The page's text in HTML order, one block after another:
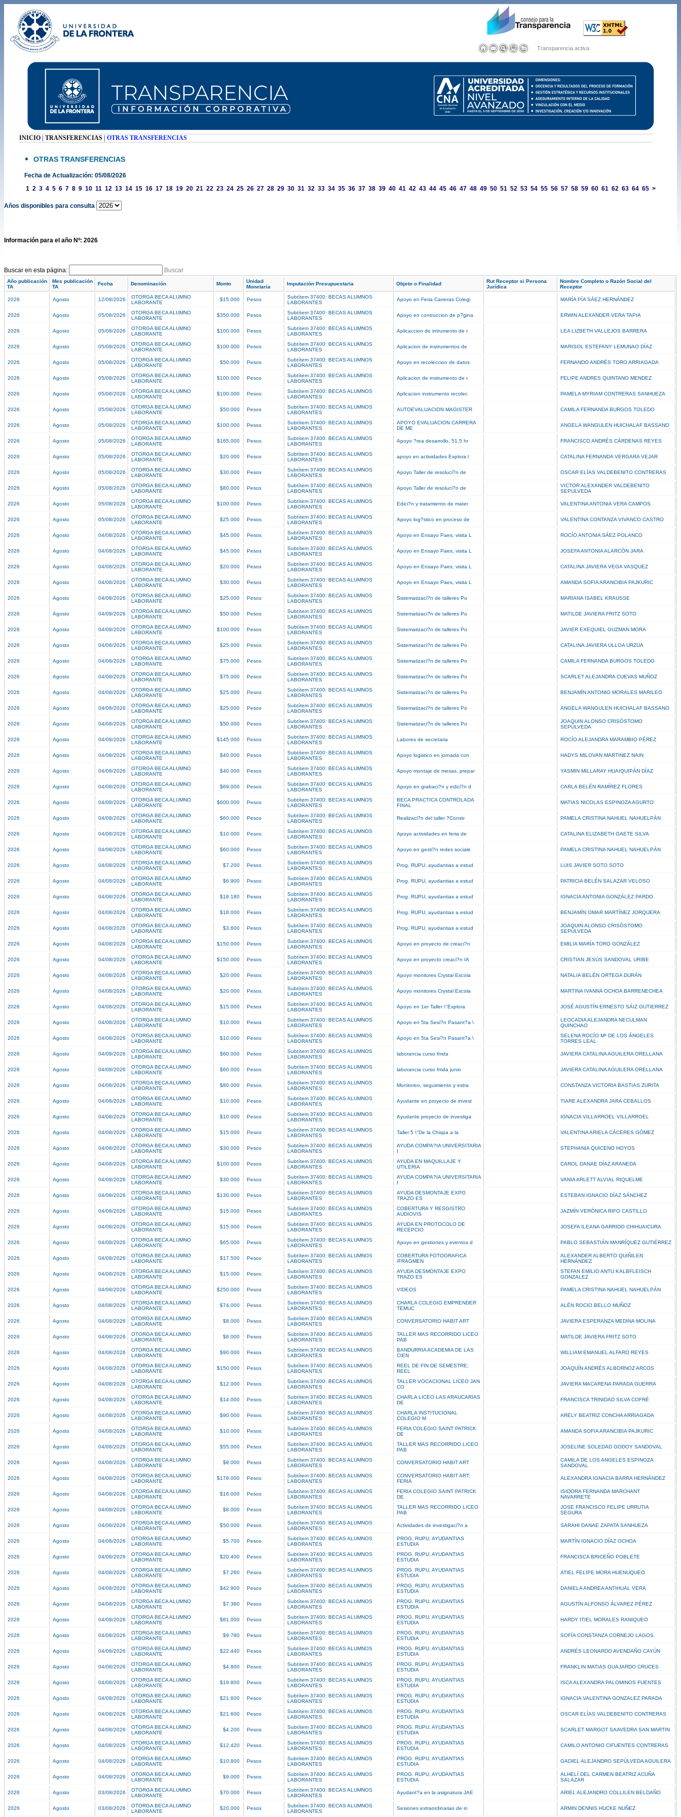
Transparencia activa
INICIO TRANSFERENCIAS | OTRAS TRANSFERENCIAS
OTRAS TRANSFERENCIAS
Fecha de Actualización: 05/08/2026
1 2 3 4 5 6 7 8 9 10 11 12 13 14 15 16 17 18 19 20 21 22 23 24 25 26 27 28 29 30 31 32 33 34 35 36 37 38 39 40 41 42 43 44 45 46 47 48 49 50 51 52 53 54 55 56 57 58 59 60 61 62 63 64 65 >
Años disponibles para consulta
Información para el año Nº: 2026
Buscar en esta página: Buscar
Año publicación
TA
Mes publicación
TA
Fecha Denominación Monto
Unidad
Monetaria
Imputación Presupuestaria Objeto o Finalidad
Rut Receptor si Persona
Jurídica
Nombre Completo o Razón Social del
Receptor
2026 Agosto 12/08/2026
OTORGA BECA ALUMNO
LABORANTE
$15.000 Pesos
Subtítem 37400: BECAS ALUMNOS
LABORANTES
Apoyo en Feria Carreras Colegi MARÍA PÍA SÁEZ HERNÁNDEZ
2026 Agosto 05/08/2026
OTORGA BECA ALUMNO
LABORANTE
$350.000 Pesos
Subtítem 37400: BECAS ALUMNOS
LABORANTES
Apoyo en contruccion de p?gina ERWIN ALEXANDER VERA TAPIA
2026 Agosto 05/08/2026
OTORGA BECA ALUMNO
LABORANTE
$100.000 Pesos
Subtítem 37400: BECAS ALUMNOS
LABORANTES
Aplicaccion de intrumento de r LEA LIZBETH VALLEJOS BARRERA
2026 Agosto 05/08/2026
OTORGA BECA ALUMNO
LABORANTE
$100.000 Pesos
Subtítem 37400: BECAS ALUMNOS
LABORANTES
Aplicacion de instrumentos de MARISOL ESTEFANY LEMUNAO DÍAZ
2026 Agosto 05/08/2026
OTORGA BECA ALUMNO
LABORANTE
$50.000 Pesos
Subtítem 37400: BECAS ALUMNOS
LABORANTES
Apoyo en recoleccion de datos FERNANDO ANDRÉS TORO ARRIAGADA
2026 Agosto 05/08/2026
OTORGA BECA ALUMNO
LABORANTE
$100.000 Pesos
Subtítem 37400: BECAS ALUMNOS
LABORANTES
Aplicacion de instrumento de r FELIPE ANDRES QUINTANO MENDEZ
2026 Agosto 05/08/2026
OTORGA BECA ALUMNO
LABORANTE
$100.000 Pesos
Subtítem 37400: BECAS ALUMNOS
LABORANTES
Aplicacion instrumento recolec PAMELA MYRIAM CONTRERAS SANHUEZA
2026 Agosto 05/08/2026
OTORGA BECA ALUMNO
LABORANTE
$50.000 Pesos
Subtítem 37400: BECAS ALUMNOS
LABORANTES
AUTOEVALUACION MAGISTER CAMILA FERNANDA BURGOS TOLEDO
2026 Agosto 05/08/2026
OTORGA BECA ALUMNO
LABORANTE
$100.000 Pesos
Subtítem 37400: BECAS ALUMNOS
LABORANTES
APOYO EVALUACION CARRERA
DE ME
ANGELA WANGULEN HUICHALAF BASSANO
2026 Agosto 05/08/2026
OTORGA BECA ALUMNO
LABORANTE
$165.000 Pesos
Subtítem 37400: BECAS ALUMNOS
LABORANTES
Apoyo ?rea desarrollo, 51.5 hr FRANCISCO ANDRÉS CÁRDENAS REYES
2026 Agosto 05/08/2026
OTORGA BECA ALUMNO
LABORANTE
$20.000 Pesos
Subtítem 37400: BECAS ALUMNOS
LABORANTES
apoyo en actividades Explora l CATALINA FERNANDA VERGARA VEJAR
2026 Agosto 05/08/2026
OTORGA BECA ALUMNO
LABORANTE
$30.000 Pesos
Subtítem 37400: BECAS ALUMNOS
LABORANTES
Apoyo Taller de resoluci?n de OSCAR ELÍAS VALDEBENITO CONTRERAS
2026 Agosto 05/08/2026
OTORGA BECA ALUMNO
LABORANTE
$80.000 Pesos
Subtítem 37400: BECAS ALUMNOS
LABORANTES
Apoyo Taller de resoluci?n de
VICTOR ALEXANDER VALDEBENITO
SEPULVEDA
2026 Agosto 05/08/2026
OTORGA BECA ALUMNO
LABORANTE
$100.000 Pesos
Subtítem 37400: BECAS ALUMNOS
LABORANTES
Edici?n y tratamiento de mater VALENTINA ANTONIA VERA CAMPOS
2026 Agosto 05/08/2026
OTORGA BECA ALUMNO
LABORANTE
$25.000 Pesos
Subtítem 37400: BECAS ALUMNOS
LABORANTES
Apoyo log?stico en proceso de VALENTINA CONTANZA VIVANCO CASTRO
2026 Agosto 04/08/2026
OTORGA BECA ALUMNO
LABORANTE
$45.000 Pesos
Subtítem 37400: BECAS ALUMNOS
LABORANTES
Apoyo en Ensayo Paes, visita L ROCÍO ANTONIA SÁEZ POLANCO
2026 Agosto 04/08/2026
OTORGA BECA ALUMNO
LABORANTE
$45.000 Pesos
Subtítem 37400: BECAS ALUMNOS
LABORANTES
Apoyo en Ensayo Paes, visita L JOSEFA ANTONIA ALARCÓN JARA
2026 Agosto 04/08/2026
OTORGA BECA ALUMNO
LABORANTE
$20.000 Pesos
Subtítem 37400: BECAS ALUMNOS
LABORANTES
Apoyo en Ensayo Paes, visita L CATALINA JAVIERA VEGA VASQUEZ
2026 Agosto 04/08/2026
OTORGA BECA ALUMNO
LABORANTE
$30.000 Pesos
Subtítem 37400: BECAS ALUMNOS
LABORANTES
Apoyo en Ensayo Paes, visita L AMANDA SOFIA ARANCIBIA PAJKURIC
2026 Agosto 04/08/2026
OTORGA BECA ALUMNO
LABORANTE
$25.000 Pesos
Subtítem 37400: BECAS ALUMNOS
LABORANTES
Sistematizaci?n de talleres Po MARIANA ISABEL KRAUSSE
2026 Agosto 04/08/2026
OTORGA BECA ALUMNO
LABORANTE
$50.000 Pesos
Subtítem 37400: BECAS ALUMNOS
LABORANTES
Sistematizaci?n de talleres Po MATILDE JAVIERA FRITZ SOTO
2026 Agosto 04/08/2026
OTORGA BECA ALUMNO
LABORANTE
$100.000 Pesos
Subtítem 37400: BECAS ALUMNOS
LABORANTES
Sistematizaci?n de talleres Po JAVIER EXEQUIEL GUZMAN MORA
2026 Agosto 04/08/2026
OTORGA BECA ALUMNO
LABORANTE
$25.000 Pesos
Subtítem 37400: BECAS ALUMNOS
LABORANTES
Sistematizaci?n de talleres Po CATALINA JAVIERA ULLOA URZUA
2026 Agosto 04/08/2026
OTORGA BECA ALUMNO
LABORANTE
$75.000 Pesos
Subtítem 37400: BECAS ALUMNOS
LABORANTES
Sistematizaci?n de talleres Po CAMILA FERNANDA BURGOS TOLEDO
2026 Agosto 04/08/2026
OTORGA BECA ALUMNO
LABORANTE
$75.000 Pesos
Subtítem 37400: BECAS ALUMNOS
LABORANTES
Sistematizaci?n de talleres Po SCARLET ALEJANDRA CUEVAS MUÑOZ
2026 Agosto 04/08/2026
OTORGA BECA ALUMNO
LABORANTE
$25.000 Pesos
Subtítem 37400: BECAS ALUMNOS
LABORANTES
Sistematizaci?n de talleres Po BENJAMÍN ANTONIO MORALES MARILEO
2026 Agosto 04/08/2026
OTORGA BECA ALUMNO
LABORANTE
$25.000 Pesos
Subtítem 37400: BECAS ALUMNOS
LABORANTES
Sistematizaci?n de talleres Po ANGELA WANGULEN HUICHALAF BASSANO
2026 Agosto 04/08/2026
OTORGA BECA ALUMNO
LABORANTE
$50.000 Pesos
Subtítem 37400: BECAS ALUMNOS
LABORANTES
Sistematizaci?n de talleres Po
JOAQUIN ALONSO CRISÓSTOMO
SEPÚLVEDA
2026 Agosto 04/08/2026
OTORGA BECA ALUMNO
LABORANTE
$145.000 Pesos
Subtítem 37400: BECAS ALUMNOS
LABORANTES
Labores de secretaria ROCÍO ALEJANDRA MARAMBIO PÉREZ
2026 Agosto 04/08/2026
OTORGA BECA ALUMNO
LABORANTE
$40.000 Pesos
Subtítem 37400: BECAS ALUMNOS
LABORANTES
Apoyo logistico en jornada con HADYS MILOVAN MARTINEZ NAIN
2026 Agosto 04/08/2026
OTORGA BECA ALUMNO
LABORANTE
$40.000 Pesos
Subtítem 37400: BECAS ALUMNOS
LABORANTES
Apoyo montaje de mesas, prepar YASMIN MILLARAY HUAIQUIPÁN DÍAZ
2026 Agosto 04/08/2026
OTORGA BECA ALUMNO
LABORANTE
$69.000 Pesos
Subtítem 37400: BECAS ALUMNOS
LABORANTES
Apoyo en grabaci?n y edici?n d CARLA BELÉN RAMÍREZ FLORES
2026 Agosto 04/08/2026
OTORGA BECA ALUMNO
LABORANTE
$600.000 Pesos
Subtítem 37400: BECAS ALUMNOS
LABORANTES
BECA PRACTICA CONTROLADA
FINAL
MATIAS NICOLAS ESPINOZA AGURTO
2026 Agosto 04/08/2026
OTORGA BECA ALUMNO
LABORANTE
$60.000 Pesos
Subtítem 37400: BECAS ALUMNOS
LABORANTES
Realizaci?n del taller ?Constr PAMELA CRISTINA NAHUEL NAHUELPÁN
2026 Agosto 04/08/2026
OTORGA BECA ALUMNO
LABORANTE
$10.000 Pesos
Subtítem 37400: BECAS ALUMNOS
LABORANTES
Apoyo actividades en feria de CATALINA ELIZABETH GAETE SILVA
2026 Agosto 04/08/2026
OTORGA BECA ALUMNO
LABORANTE
$60.000 Pesos
Subtítem 37400: BECAS ALUMNOS
LABORANTES
Apoyo en gesti?n redes sociale PAMELA CRISTINA NAHUEL NAHUELPÁN
2026 Agosto 04/08/2026
OTORGA BECA ALUMNO
LABORANTE
$7.200 Pesos
Subtítem 37400: BECAS ALUMNOS
LABORANTES
Prog. RUPU, ayudantias a estud LUIS JAVIER SOTO SOTO
2026 Agosto 04/08/2026
OTORGA BECA ALUMNO
LABORANTE
$6.900 Pesos
Subtítem 37400: BECAS ALUMNOS
LABORANTES
Prog. RUPU, ayudantias a estud PATRICIA BELÉN SALAZAR VELOSO
2026 Agosto 04/08/2026
OTORGA BECA ALUMNO
LABORANTE
$18.180 Pesos
Subtítem 37400: BECAS ALUMNOS
LABORANTES
Prog. RUPU, ayudantias a estud IGNACIA ANTONIA GONZÁLEZ PARDO
2026 Agosto 04/08/2026
OTORGA BECA ALUMNO
LABORANTE
$18.000 Pesos
Subtítem 37400: BECAS ALUMNOS
LABORANTES
Prog. RUPU, ayudantias a estud BENJAMÍN OMAR MARTÍNEZ JORQUERA
2026 Agosto 04/08/2026
OTORGA BECA ALUMNO
LABORANTE
$3.600 Pesos
Subtítem 37400: BECAS ALUMNOS
LABORANTES
Prog. RUPU, ayudantias a estud
JOAQUIN ALONSO CRISÓSTOMO
SEPÚLVEDA
2026 Agosto 04/08/2026
OTORGA BECA ALUMNO
LABORANTE
$150.000 Pesos
Subtítem 37400: BECAS ALUMNOS
LABORANTES
Apoyo en proyecto de creaci?n EMILIA MARÍA TORO GONZÁLEZ
2026 Agosto 04/08/2026
OTORGA BECA ALUMNO
LABORANTE
$150.000 Pesos
Subtítem 37400: BECAS ALUMNOS
LABORANTES
Apoyo en proyecto creaci?n IA CRISTIAN JESÚS SANDOVAL URIBE
2026 Agosto 04/08/2026
OTORGA BECA ALUMNO
LABORANTE
$20.000 Pesos
Subtítem 37400: BECAS ALUMNOS
LABORANTES
Apoyo monitores Crystal Escola NATALIA BELÉN ORTEGA DURÁN
2026 Agosto 04/08/2026
OTORGA BECA ALUMNO
LABORANTE
$20.000 Pesos
Subtítem 37400: BECAS ALUMNOS
LABORANTES
Apoyo monitores Crystal Escola MARTINA IVANNA OCHOA BARRENECHEA
2026 Agosto 04/08/2026
OTORGA BECA ALUMNO
LABORANTE
$15.000 Pesos
Subtítem 37400: BECAS ALUMNOS
LABORANTES
Apoyo en 1er Taller \"Explora JOSÉ AGUSTÍN ERNESTO SÁIZ GUTIERREZ
2026 Agosto 04/08/2026
OTORGA BECA ALUMNO
LABORANTE
$10.000 Pesos
Subtítem 37400: BECAS ALUMNOS
LABORANTES
Apoyo en 5ta Sesi?n Pasant?a \
LEOCADIA ALEJANDRA NECULMAN
QUINCHAO
2026 Agosto 04/08/2026
OTORGA BECA ALUMNO
LABORANTE
$10.000 Pesos
Subtítem 37400: BECAS ALUMNOS
LABORANTES
Apoyo en 5ta Sesi?n Pasant?a \
SELENA ROCÍO Mª DE LOS ÁNGELES
TORRES LEAL
2026 Agosto 04/08/2026
OTORGA BECA ALUMNO
LABORANTE
$60.000 Pesos
Subtítem 37400: BECAS ALUMNOS
LABORANTES
laborancia curso fmda JAVIERA CATALINA AGUILERA ORELLANA
2026 Agosto 04/08/2026
OTORGA BECA ALUMNO
LABORANTE
$60.000 Pesos
Subtítem 37400: BECAS ALUMNOS
LABORANTES
laborancia curso fmda junio JAVIERA CATALINA AGUILERA ORELLANA
2026 Agosto 04/08/2026
OTORGA BECA ALUMNO
LABORANTE
$80.000 Pesos
Subtítem 37400: BECAS ALUMNOS
LABORANTES
Monitoreo, seguimiento y estra CONSTANZA VICTORIA BASTIAS ZURITA
2026 Agosto 04/08/2026
OTORGA BECA ALUMNO
LABORANTE
$10.000 Pesos
Subtítem 37400: BECAS ALUMNOS
LABORANTES
Ayudante en proyecto de invest TIARE ALEXANDRA JARA CEBALLOS
2026 Agosto 04/08/2026
OTORGA BECA ALUMNO
LABORANTE
$10.000 Pesos
Subtítem 37400: BECAS ALUMNOS
LABORANTES
Ayudante proyecto de investiga IGNACIA VILLARROEL VILLARROEL
2026 Agosto 04/08/2026
OTORGA BECA ALUMNO
LABORANTE
$15.000 Pesos
Subtítem 37400: BECAS ALUMNOS
LABORANTES
Taller 5 \"De la Chispa a la VALENTINA ARIELA CÁCERES GÓMEZ
2026 Agosto 04/08/2026
OTORGA BECA ALUMNO
LABORANTE
$30.000 Pesos
Subtítem 37400: BECAS ALUMNOS
LABORANTES
AYUDA COMPA?IA UNIVERSITARIA
I
STEPHANIA QUICENO HOYOS
2026 Agosto 04/08/2026
OTORGA BECA ALUMNO
LABORANTE
$100.000 Pesos
Subtítem 37400: BECAS ALUMNOS
LABORANTES
AYUDA EN MAQUILLAJE Y
UTILERIA
CAROL DANAE DÍAZ ARANEDA
2026 Agosto 04/08/2026
OTORGA BECA ALUMNO
LABORANTE
$30.000 Pesos
Subtítem 37400: BECAS ALUMNOS
LABORANTES
AYUDA COMPA?IA UNIVERSITARIA
I
VANIA ARLETT ALVIAL RIQUELME
2026 Agosto 04/08/2026
OTORGA BECA ALUMNO
LABORANTE
$130.000 Pesos
Subtítem 37400: BECAS ALUMNOS
LABORANTES
AYUDA DESMONTAJE EXPO
TRAZO ES
ESTEBAN IGNACIO DÍAZ SÁNCHEZ
2026 Agosto 04/08/2026
OTORGA BECA ALUMNO
LABORANTE
$15.000 Pesos
Subtítem 37400: BECAS ALUMNOS
LABORANTES
COBERTURA Y RESGISTRO
AUDIOVIS
JAZMÍN VERÓNICA RIFO CASTILLO
2026 Agosto 04/08/2026
OTORGA BECA ALUMNO
LABORANTE
$15.000 Pesos
Subtítem 37400: BECAS ALUMNOS
LABORANTES
AYUDA EN PROTOCOLO DE
RECEPCIO
JOSEFA ILEANA GARRIDO CHIHUAICURA
2026 Agosto 04/08/2026
OTORGA BECA ALUMNO
LABORANTE
$65.000 Pesos
Subtítem 37400: BECAS ALUMNOS
LABORANTES
Apoyo en gestiones y eventos d PABLO SEBASTIÁN MANRÍQUEZ GUTIÉRREZ
2026 Agosto 04/08/2026
OTORGA BECA ALUMNO
LABORANTE
$17.500 Pesos
Subtítem 37400: BECAS ALUMNOS
LABORANTES
COBERTURA FOTOGRAFICA
/FRAGMEN
ALEXANDER ALBERTO QUIÑILEN
HERNÁNDEZ
2026 Agosto 04/08/2026
OTORGA BECA ALUMNO
LABORANTE
$15.000 Pesos
Subtítem 37400: BECAS ALUMNOS
LABORANTES
AYUDA DESMONTAJE EXPO
TRAZO ES
STEFAN EMILIO ANTU KALBFLEISCH
GONZALEZ
2026 Agosto 04/08/2026
OTORGA BECA ALUMNO
LABORANTE
$250.000 Pesos
Subtítem 37400: BECAS ALUMNOS
LABORANTES
VIDEOS PAMELA CRISTINA NAHUEL NAHUELPÁN
2026 Agosto 04/08/2026
OTORGA BECA ALUMNO
LABORANTE
$74.000 Pesos
Subtítem 37400: BECAS ALUMNOS
LABORANTES
CHARLA COLEGIO EMPRENDER
TEMUC
ALÉN ROCIO BELLO MUÑOZ
2026 Agosto 04/08/2026
OTORGA BECA ALUMNO
LABORANTE
$8.000 Pesos
Subtítem 37400: BECAS ALUMNOS
LABORANTES
CONVERSATORIO HABIT ART JAVIERA ESPERANZA MEDINA MOLINA
2026 Agosto 04/08/2026
OTORGA BECA ALUMNO
LABORANTE
$8.000 Pesos
Subtítem 37400: BECAS ALUMNOS
LABORANTES
TALLER MAS RECORRIDO LICEO
PAB
MATILDE JAVIERA FRITZ SOTO
2026 Agosto 04/08/2026
OTORGA BECA ALUMNO
LABORANTE
$90.000 Pesos
Subtítem 37400: BECAS ALUMNOS
LABORANTES
BANDURRIA ACADEMIA DE LAS
CIEN
WILLIAM EMANUEL ALFARO REYES
2026 Agosto 04/08/2026
OTORGA BECA ALUMNO
LABORANTE
$150.000 Pesos
Subtítem 37400: BECAS ALUMNOS
LABORANTES
REEL DE FIN DE SEMESTRE;
REEL
JOAQUÍN ANDRÉS ALBORNOZ ARCOS
2026 Agosto 04/08/2026
OTORGA BECA ALUMNO
LABORANTE
$12.000 Pesos
Subtítem 37400: BECAS ALUMNOS
LABORANTES
TALLER VOCACIONAL LICEO JAN
CO
JAVIERA MACARENA PARADA GUERRA
2026 Agosto 04/08/2026
OTORGA BECA ALUMNO
LABORANTE
$14.000 Pesos
Subtítem 37400: BECAS ALUMNOS
LABORANTES
CHARLA LICEO LAS ARAUCARIAS
DE
FRANCISCA TRINIDAD SILVA COFRÉ
2026 Agosto 04/08/2026
OTORGA BECA ALUMNO
LABORANTE
$90.000 Pesos
Subtítem 37400: BECAS ALUMNOS
LABORANTES
CHARLA INSTITUCIONAL
COLEGIO M
ARELY BEATRIZ CONCHA ARRIAGADA
2026 Agosto 04/08/2026
OTORGA BECA ALUMNO
LABORANTE
$10.000 Pesos
Subtítem 37400: BECAS ALUMNOS
LABORANTES
FERIA COLEGIO SAINT PATRICK
DE
AMANDA SOFIA ARANCIBIA PAJKURIC
2026 Agosto 04/08/2026
OTORGA BECA ALUMNO
LABORANTE
$55.000 Pesos
Subtítem 37400: BECAS ALUMNOS
LABORANTES
TALLER MAS RECORRIDO LICEO
PAB
JOSELINE SOLEDAD GODOY SANDOVAL
2026 Agosto 04/08/2026
OTORGA BECA ALUMNO
LABORANTE
$8.000 Pesos
Subtítem 37400: BECAS ALUMNOS
LABORANTES
CONVERSATORIO HABIT ART
CAMILA DE LOS ANGELES ESPINOZA
SANDOVAL
2026 Agosto 04/08/2026
OTORGA BECA ALUMNO
LABORANTE
$178.000 Pesos
Subtítem 37400: BECAS ALUMNOS
LABORANTES
CONVERSATORIO HABIT ART;
FERIA
ALEXANDRA IGNACIA BARRA HERNÁNDEZ
2026 Agosto 04/08/2026
OTORGA BECA ALUMNO
LABORANTE
$16.000 Pesos
Subtítem 37400: BECAS ALUMNOS
LABORANTES
FERIA COLEGIO SAINT PATRICK
DE
ISIDORA FERNANDA MARCHANT
NAVARRETE
2026 Agosto 04/08/2026
OTORGA BECA ALUMNO
LABORANTE
$8.000 Pesos
Subtítem 37400: BECAS ALUMNOS
LABORANTES
TALLER MAS RECORRIDO LICEO
PAB
JOSE FRANCISCO FELIPE URRUTIA
SEGURA
2026 Agosto 04/08/2026
OTORGA BECA ALUMNO
LABORANTE
$50.000 Pesos
Subtítem 37400: BECAS ALUMNOS
LABORANTES
Actividades de investigaci?n a SARAHI DANAE ZAPATA SANHUEZA
2026 Agosto 04/08/2026
OTORGA BECA ALUMNO
LABORANTE
$5.700 Pesos
Subtítem 37400: BECAS ALUMNOS
LABORANTES
PROG. RUPU, AYUDANTIAS
ESTUDIA
MARTÍN IGNACIO DÍAZ OCHOA
2026 Agosto 04/08/2026
OTORGA BECA ALUMNO
LABORANTE
$20.400 Pesos
Subtítem 37400: BECAS ALUMNOS
LABORANTES
PROG. RUPU, AYUDANTIAS
ESTUDIA
FRANCISCA BRICEÑO POBLETE
2026 Agosto 04/08/2026
OTORGA BECA ALUMNO
LABORANTE
$7.260 Pesos
Subtítem 37400: BECAS ALUMNOS
LABORANTES
PROG. RUPU, AYUDANTIAS
ESTUDIA
ATIEL FELIPE MORA HUENUQUEO
2026 Agosto 04/08/2026
OTORGA BECA ALUMNO
LABORANTE
$42.900 Pesos
Subtítem 37400: BECAS ALUMNOS
LABORANTES
PROG. RUPU, AYUDANTIAS
ESTUDIA
DANIELA ANDREA ANTIHUAL VERA
2026 Agosto 04/08/2026
OTORGA BECA ALUMNO
LABORANTE
$7.380 Pesos
Subtítem 37400: BECAS ALUMNOS
LABORANTES
PROG. RUPU, AYUDANTIAS
ESTUDIA
AGUSTÍN ALFONSO ÁLVAREZ PÉREZ
2026 Agosto 04/08/2026
OTORGA BECA ALUMNO
LABORANTE
$81.000 Pesos
Subtítem 37400: BECAS ALUMNOS
LABORANTES
PROG. RUPU, AYUDANTIAS
ESTUDIA
HARDY ITIEL MORALES RANIQUEO
2026 Agosto 04/08/2026
OTORGA BECA ALUMNO
LABORANTE
$9.780 Pesos
Subtítem 37400: BECAS ALUMNOS
LABORANTES
PROG. RUPU, AYUDANTIAS
ESTUDIA
SOFÍA CONSTANZA CORNEJO LAGOS
2026 Agosto 04/08/2026
OTORGA BECA ALUMNO
LABORANTE
$22.440 Pesos
Subtítem 37400: BECAS ALUMNOS
LABORANTES
PROG. RUPU, AYUDANTIAS
ESTUDIA
ANDRÉS LEONARDO AVENDAÑO CAYÚN
2026 Agosto 04/08/2026
OTORGA BECA ALUMNO
LABORANTE
$4.800 Pesos
Subtítem 37400: BECAS ALUMNOS
LABORANTES
PROG. RUPU, AYUDANTIAS
ESTUDIA
FRANKLIN MATIAS GUAJARDO CRUCES
2026 Agosto 04/08/2026
OTORGA BECA ALUMNO
LABORANTE
$19.800 Pesos
Subtítem 37400: BECAS ALUMNOS
LABORANTES
PROG. RUPU, AYUDANTIAS
ESTUDIA
ISCA ALEXANDRA PALOMINOS FUENTES
2026 Agosto 04/08/2026
OTORGA BECA ALUMNO
LABORANTE
$21.600 Pesos
Subtítem 37400: BECAS ALUMNOS
LABORANTES
PROG. RUPU, AYUDANTIAS
ESTUDIA
IGNACIA VALENTINA GONZALEZ PARADA
2026 Agosto 04/08/2026
OTORGA BECA ALUMNO
LABORANTE
$21.600 Pesos
Subtítem 37400: BECAS ALUMNOS
LABORANTES
PROG. RUPU, AYUDANTIAS
ESTUDIA
OSCAR ELÍAS VALDEBENITO CONTRERAS
2026 Agosto 04/08/2026
OTORGA BECA ALUMNO
LABORANTE
$4.200 Pesos
Subtítem 37400: BECAS ALUMNOS
LABORANTES
PROG. RUPU, AYUDANTIAS
ESTUDIA
SCARLET MARGOT SAAVEDRA SAN MARTIN
2026 Agosto 04/08/2026
OTORGA BECA ALUMNO
LABORANTE
$12.420 Pesos
Subtítem 37400: BECAS ALUMNOS
LABORANTES
PROG. RUPU, AYUDANTIAS
ESTUDIA
CAMILO ANTONIO CIFUENTES CONTRERAS
2026 Agosto 04/08/2026
OTORGA BECA ALUMNO
LABORANTE
$10.800 Pesos
Subtítem 37400: BECAS ALUMNOS
LABORANTES
PROG. RUPU, AYUDANTIAS
ESTUDIA
GADIEL ALEJANDRO SEPÚLVEDA AGUILERA
2026 Agosto 04/08/2026
OTORGA BECA ALUMNO
LABORANTE
$9.000 Pesos
Subtítem 37400: BECAS ALUMNOS
LABORANTES
PROG. RUPU, AYUDANTIAS
ESTUDIA
ALHELÍ DEL CARMEN BEATRIZ ACUÑA
SALAZAR
2026 Agosto 03/08/2026
OTORGA BECA ALUMNO
LABORANTE
$70.000 Pesos
Subtítem 37400: BECAS ALUMNOS
LABORANTES
Ayudant?a en la asignatura JAE ARIEL ALEJANDRO COLLILEN BELDAÑO
2026 Agosto 03/08/2026
OTORGA BECA ALUMNO
LABORANTE
$20.000 Pesos
Subtítem 37400: BECAS ALUMNOS
LABORANTES
Sesiones extraordinarias de in ARMIN DENNIS HUCKE NUÑEZ